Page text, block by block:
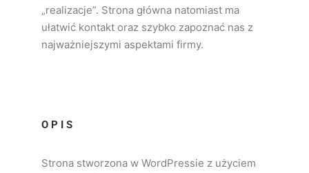
„realizacje”. Strona główna natomiast ma
ułatwić kontakt oraz szybko zapoznać nas z
najważniejszymi aspektami firmy.
OPIS
Strona stworzona w WordPressie z użyciem